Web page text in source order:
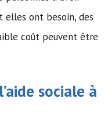
elles ont besoin, des
coût peuvent être
aide sociale à